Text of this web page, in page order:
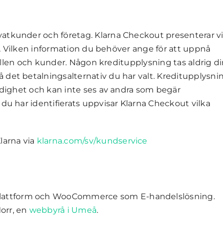
och företag. Klarna Checkout presenterar
information du behöver ange för att uppnå
och kunder. Någon kreditupplysning tas aldrig
det betalningsalternativ du har valt.
och kan inte ses av andra som begär
har identifierats uppvisar Klarna Checkout vilka
via klarna.com/sv/kundservice
och WooCommerce som E-handelslösning.
en webbyrå i Umeå.